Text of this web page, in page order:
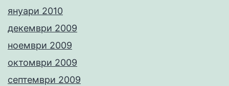
януари 2010
декември 2009
ноември 2009
октомври 2009
септември 2009